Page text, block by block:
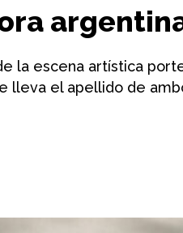
la escena artística
lleva el apellido de